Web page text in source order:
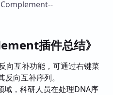
插件总结》
向互补功能，可通过右键菜
向互补序列。
域，科研人员在处理DNA序